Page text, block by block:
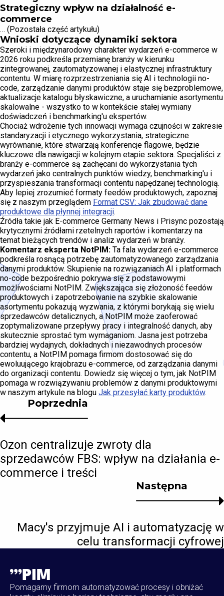
Strategiczny wpływ na działalność e-
commerce
… (Pozostała część artykułu)
Wnioski dotyczące dynamiki sektora
Szeroki i międzynarodowy charakter wydarzeń e-commerce w
2026 roku podkreśla przemianę branży w kierunku
zintegrowanej, zautomatyzowanej i elastycznej infrastruktury
contentu. W miarę rozprzestrzeniania się AI i technologii no-
code, zarządzanie danymi produktów staje się bezproblemowe,
aktualizacje katalogu błyskawiczne, a uruchamianie asortymentu
skalowalne - wszystko to w kontekście stałej wymiany
doświadczeń i benchmarking'u ekspertów.
Chociaż wdrożenie tych innowacji wymaga czujności w zakresie
standaryzacji i etycznego wykorzystania, strategiczne
wyrównanie, które stwarzają konferencje flagowe, będzie
kluczowe dla nawigacji w kolejnym etapie sektora. Specjaliści z
branży e-commerce są zachęcani do wykorzystania tych
wydarzeń jako centralnych punktów wiedzy, benchmarking'u i
przyspieszania transformacji contentu napędzanej technologią.
Aby lepiej zrozumieć formaty feedów produktowych, zapoznaj
się z naszym przeglądem Format CSV: Jak zbudować dane
produktowe dla płynnej integracji.
Źródła takie jak E-commerce Germany News i Prisync pozostają
krytycznymi źródłami rzetelnych raportów i komentarzy na
temat bieżących trendów i analiz wydarzeń w branży.
Komentarz eksperta NotPIM: Ta fala wydarzeń e-commerce
podkreśla rosnącą potrzebę zautomatyzowanego zarządzania
danymi produktów. Skupienie na rozwiązaniach AI i platformach
no-code bezpośrednio pokrywa się z podstawowymi
możliwościami NotPIM. Zwiększająca się złożoność feedów
produktowych i zapotrzebowanie na szybkie skalowanie
asortymentu pokazują wyzwania, z którymi borykają się wielu
sprzedawców detalicznych, a NotPIM może zaoferować
zoptymalizowane przepływy pracy i integralność danych, aby
skutecznie sprostać tym wymaganiom. Jasna jest potrzeba
bardziej wydajnych, dokładnych i niezawodnych procesów
contentu, a NotPIM pomaga firmom dostosować się do
ewoluującego krajobrazu e-commerce, od zarządzania danymi
do organizacji contentu. Dowiedz się więcej o tym, jak NotPIM
pomaga w rozwiązywaniu problemów z danymi produktowymi
w naszym artykule na blogu Jak przesyłać karty produktów.
Następna
Macy's przyjmuje AI i automatyzację w
celu transformacji cyfrowej
Poprzednia
Ozon centralizuje zwroty dla
sprzedawców FBS: wpływ na działania e-
commerce i treści
Pomagamy firmom automatyzować procesy i obniżać